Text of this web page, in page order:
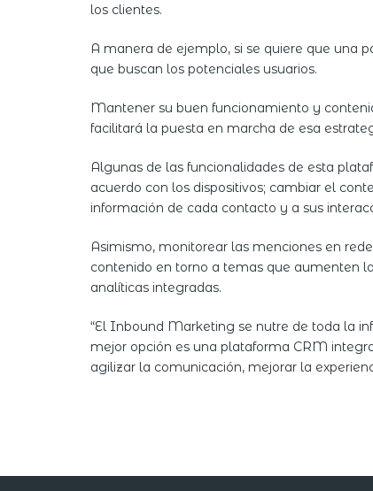
los clientes.
A manera de ejemplo, si se quiere que una
que buscan los potenciales usuarios.
Mantener su buen funcionamiento y
facilitará la puesta en marcha de esa
Algunas de las funcionalidades de esta
acuerdo con los dispositivos; cambiar el
información de cada contacto y a sus
Asimismo, monitorear las menciones en
contenido en torno a temas que aumenten
analíticas integradas.
“El Inbound Marketing se nutre de toda la
mejor opción es una plataforma CRM
agilizar la comunicación, mejorar la